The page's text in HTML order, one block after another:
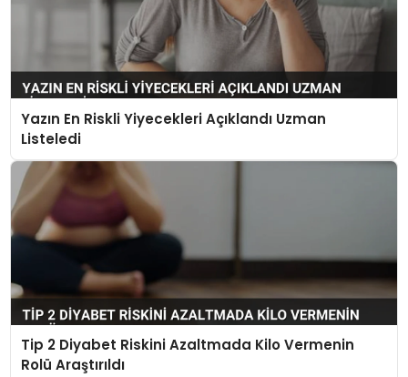
Yazın En Riskli Yiyecekleri Açıklandı Uzman
Listeledi
Tip 2 Diyabet Riskini Azaltmada Kilo Vermenin
Rolü Araştırıldı